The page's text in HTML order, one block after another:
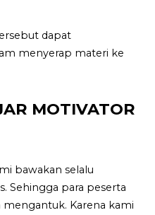
dapat
menyerap materi ke
MOTIVATOR
bawakan selalu
Sehingga para peserta
Karena kami